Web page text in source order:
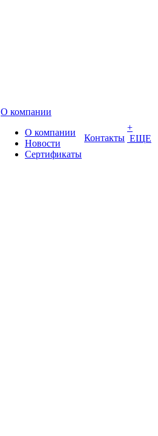
О компании
О компании
Новости
Сертификаты
Контакты
+
ЕЩЕ